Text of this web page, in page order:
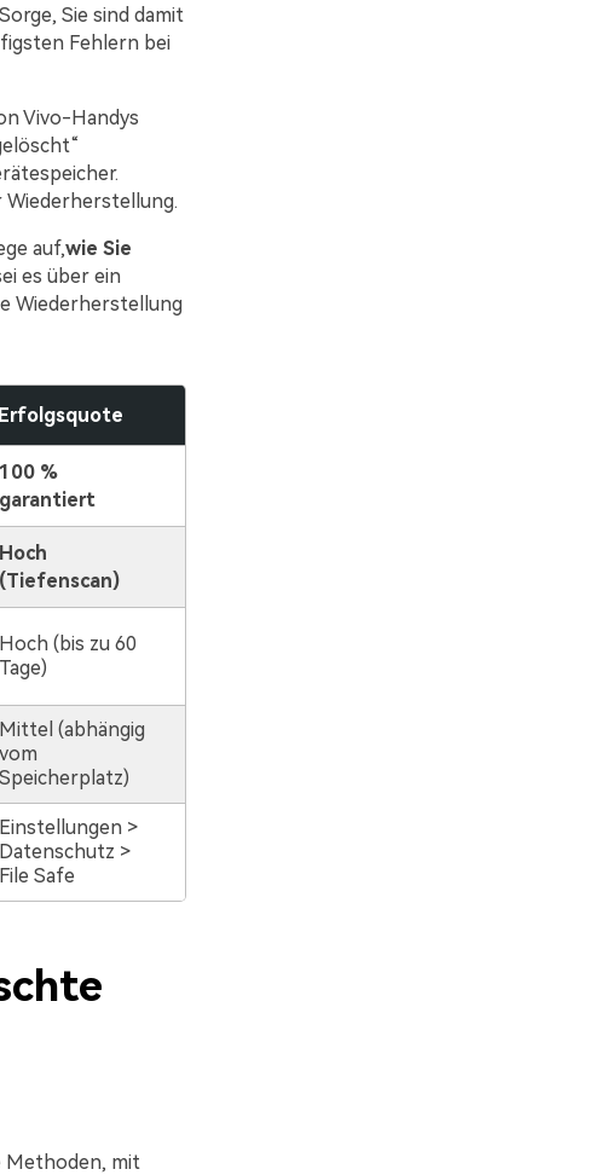
Sie sind damit
Fehlern bei
Vivo-Handys
auf,wie Sie
es über ein
Wiederherstellung
Erfolgsquote
100 %
garantiert
Hoch
(Tiefenscan)
Hoch (bis zu 60
Tage)
Mittel (abhängig
vom
Speicherplatz)
Einstellungen >
Datenschutz >
File Safe
Methoden, mit